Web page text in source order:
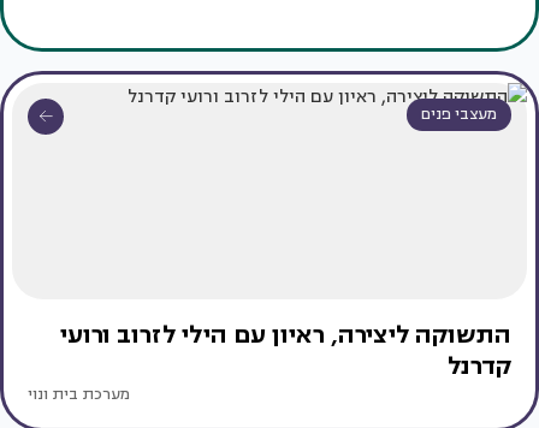
מעצבי פנים
התשוקה ליצירה, ראיון עם הילי לזרוב ורועי
קדרנל
מערכת בית ונוי